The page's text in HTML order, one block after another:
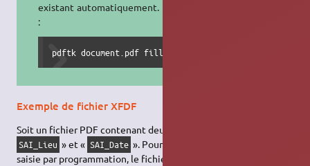
existant automatiquement. Exemple
:
pdftk document.pdf fill_form données.fdf output
Exemple de fichier XFDF
Soit un fichier PDF contenant deux champs de saisie, nommés «
SAI_Lieu » et « SAI_Date ». Pour (pré-)remplir ces champs de
saisie par programmation, le fichier XFDF généré doit au moins